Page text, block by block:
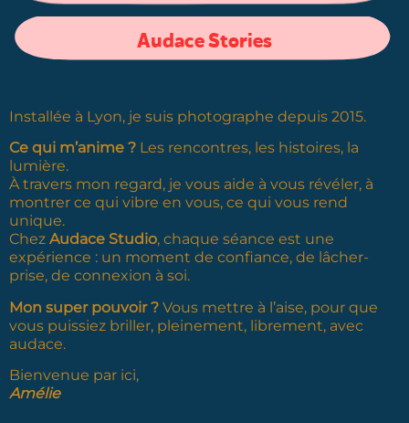
Audace Stories
Installée à Lyon, je suis photographe depuis 2015.
Ce qui m’anime ? Les rencontres, les histoires, la
lumière.
À travers mon regard, je vous aide à vous révéler, à
montrer ce qui vibre en vous, ce qui vous rend
unique.
Chez Audace Studio, chaque séance est une
expérience : un moment de confiance, de lâcher-
prise, de connexion à soi.
Mon super pouvoir ? Vous mettre à l’aise, pour que
vous puissiez briller, pleinement, librement, avec
audace.
Bienvenue par ici,
Amélie